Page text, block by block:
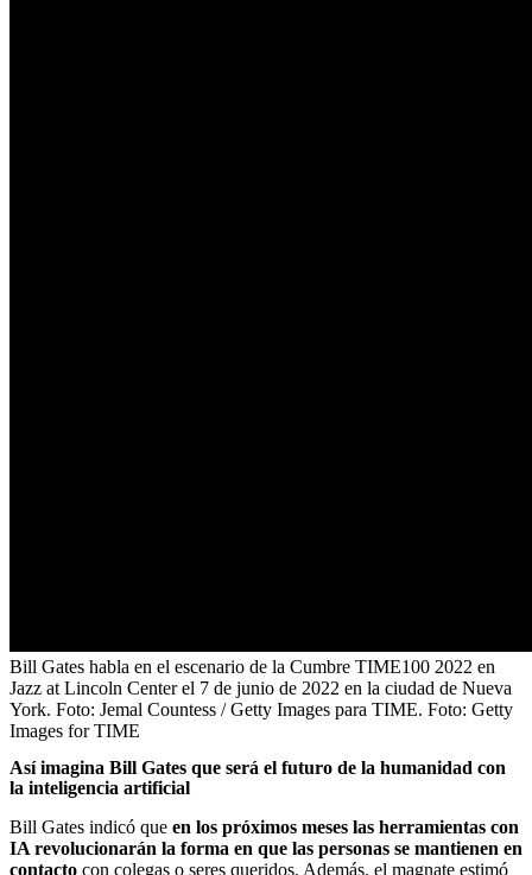
Bill Gates habla en el escenario de la Cumbre TIME100 2022 en
Jazz at Lincoln Center el 7 de junio de 2022 en la ciudad de Nueva
York. Foto: Jemal Countess / Getty Images para TIME. Foto: Getty
Images for TIME
Así imagina Bill Gates que será el futuro de la humanidad con
la inteligencia artificial
Bill Gates indicó que en los próximos meses las herramientas con
IA revolucionarán la forma en que las personas se mantienen en
contacto con colegas o seres queridos. Además, el magnate estimó